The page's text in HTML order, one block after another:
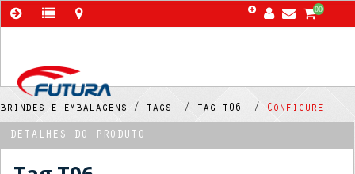
00
brindes e embalagens / tags / tag t06 / Configure
DETALHES DO PRODUTO